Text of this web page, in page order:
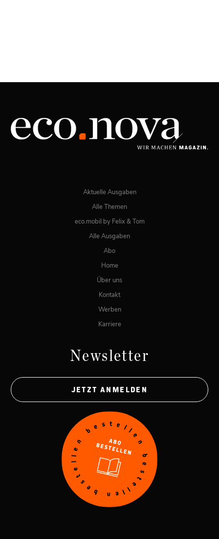
Aktuelle Ausgaben
Alle Themen
eco.mobil by Felix & Tom
Alle Ausgaben
Abo
Home
Über uns
Kontakt
Werben
Karriere
Newsletter
JETZT ANMELDEN